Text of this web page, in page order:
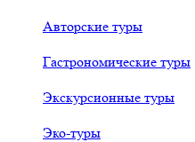
Авторские туры
Гастрономические туры
Экскурсионные туры
Эко-туры